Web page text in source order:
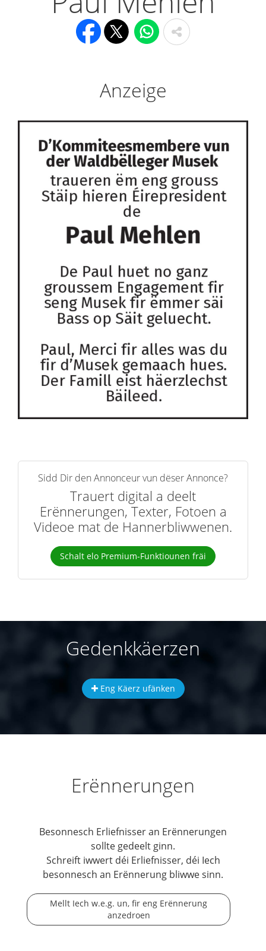
Anzeige
Sidd Dir den Annonceur vun dëser Annonce?
Trauert digital a deelt
Erënnerungen, Texter, Fotoen a
Videoe mat de Hannerbliwwenen.
Schalt elo Premium-Funktiounen fräi
Gedenkkäerzen
Eng Käerz ufänken
Erënnerungen
Besonnesch Erliefnisser an Erënnerungen
sollte gedeelt ginn.
Schreift iwwert déi Erliefnisser, déi Iech
besonnesch an Erënnerung bliwwe sinn.
Mellt Iech w.e.g. un, fir eng Erënnerung
anzedroen